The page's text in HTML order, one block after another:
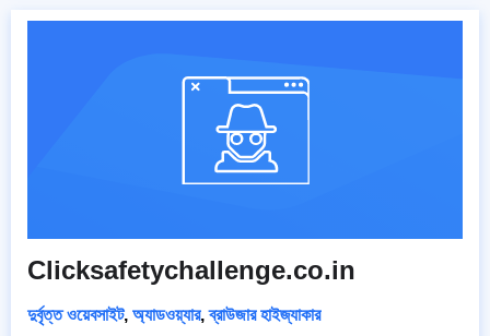
Clicksafetychallenge.co.in
দুর্বৃত্ত ওয়েবসাইট, অ্যাডওয়্যার,ব্রাউজার হাইজ্যাকার